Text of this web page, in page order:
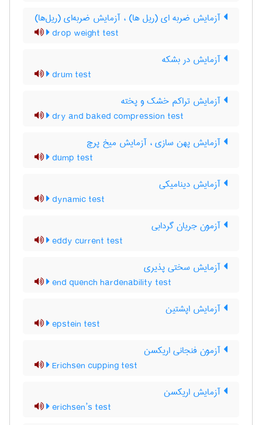
آزمایش ضربه ای (ریل ها) ، آزمایش ضربه‌ای (ریل‌ها)
drop weight test
آزمایش در بشکه
drum test
آزمایش تراکم خشک و پخته
dry and baked compression test
آزمایش پهن سازی ، آزمایش میخ پرچ
dump test
آزمایش دینامیکی
dynamic test
آزمون جریان گردابی
eddy current test
آزمایش سختی پذیری
end quench hardenability test
آزمایش اپشتین
epstein test
آزمون فنجانی اریکسن
Erichsen cupping test
آزمایش اریکسن
erichsen’s test